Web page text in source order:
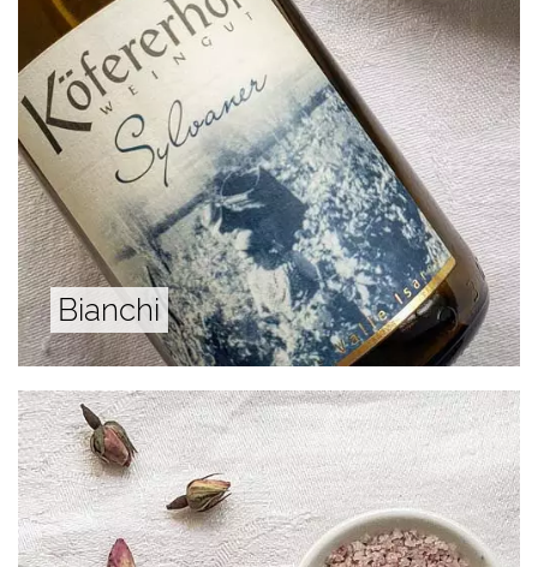
Bianchi